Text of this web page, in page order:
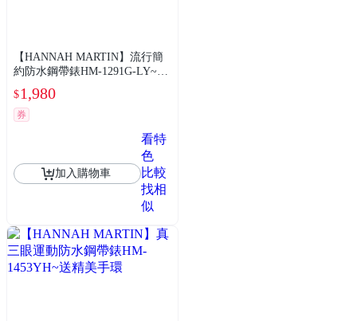
【HANNAH MARTIN】流行簡
約防水鋼帶錶HM-1291G-LY~送
精美手環
$1,980
券
加入購物車
看特
色
比較
找相
似